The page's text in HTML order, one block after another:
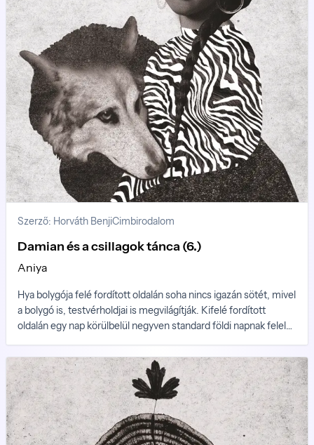
Szerző: Horváth BenjiCimbirodalom
Damian és a csillagok tánca (6.)
Aniya
Hya bolygója felé fordított oldalán soha nincs igazán sötét, mivel
a bolygó is, testvérholdjai is megvilágítják. Kifelé fordított
oldalán egy nap körülbelül negyven standard földi napnak felel
városokban mesterséges világítás szabályozza a 24 órás
napciklusokat. Néhány napra egy háromszobás
vendégapartmanban helyezi el vendégeit Eduardo.